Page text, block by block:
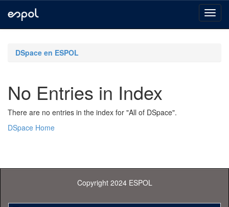
navigationDSpace en ESPOL
No Entries in Index
There are no entries in the index for "All of DSpace".
DSpace Home
Copyright 2024 ESPOL